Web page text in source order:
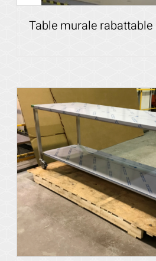
Voir les
Table murale rabattable